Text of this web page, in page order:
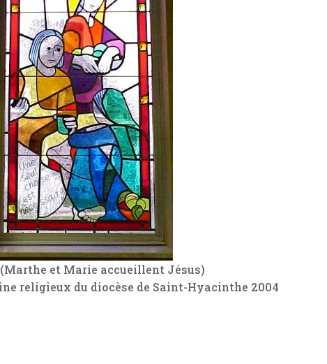
et Marie accueillent Jésus)
religieux du diocèse de Saint-Hyacinthe 2004